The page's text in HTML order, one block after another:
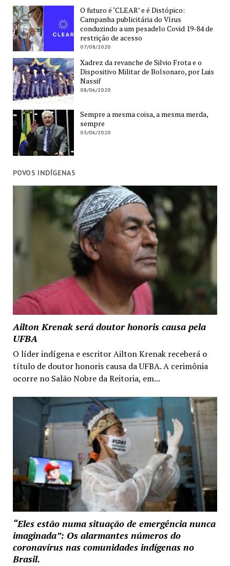
O futuro é ‘CLEAR’ e é Distópico:
Campanha publicitária do Vírus
conduzindo a um pesadelo Covid 19-84 de
restrição de acesso
07/08/2020
Xadrez da revanche de Silvio Frota e o
Dispositivo Militar de Bolsonaro, por Luis
Nassif
08/06/2020
Sempre a mesma coisa, a mesma merda,
sempre
03/06/2020
POVOS INDÍGENAS
Ailton Krenak será doutor honoris causa pela
UFBA
O líder indígena e escritor Ailton Krenak receberá o
título de doutor honoris causa da UFBA. A cerimônia
ocorre no Salão Nobre da Reitoria, em...
“Eles estão numa situação de emergência nunca
imaginada”: Os alarmantes números do
coronavírus nas comunidades indígenas no
Brasil.